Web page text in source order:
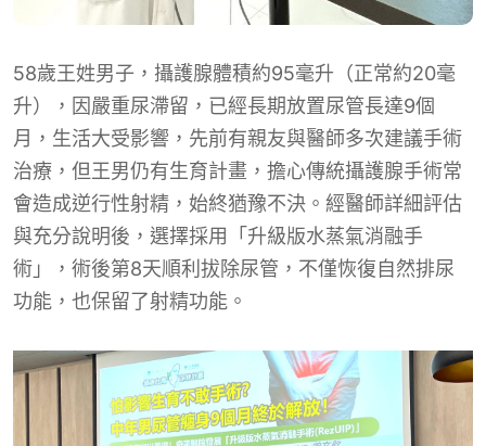
58歲王姓男子，攝護腺體積約95毫升（正常約20毫
升），因嚴重尿滯留，已經長期放置尿管長達9個
月，生活大受影響，先前有親友與醫師多次建議手術
治療，但王男仍有生育計畫，擔心傳統攝護腺手術常
會造成逆行性射精，始終猶豫不決。經醫師詳細評估
與充分說明後，選擇採用「升級版水蒸氣消融手
術」，術後第8天順利拔除尿管，不僅恢復自然排尿
功能，也保留了射精功能。